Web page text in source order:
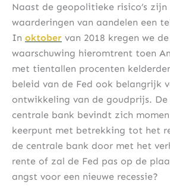
Naast de geopolitieke risico’s
waarderingen van aandelen een
In oktober van 2018 kregen we
waarschuwing hieromtrent toen
met tientallen procenten
beleid van de Fed ook belangrijk
ontwikkeling van de goudprijs. De
centrale bank bevindt zich
keerpunt met betrekking tot het
de centrale bank door met het
rente of zal de Fed pas op de
angst voor een nieuwe recessie?